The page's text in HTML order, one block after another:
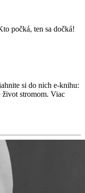
počká, ten sa dočká!
si do nich e-knihu:
život stromom. Viac